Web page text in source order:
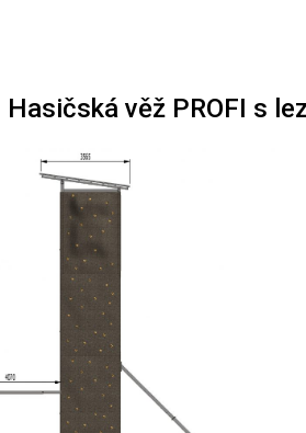
Hasičská věž PROFI s